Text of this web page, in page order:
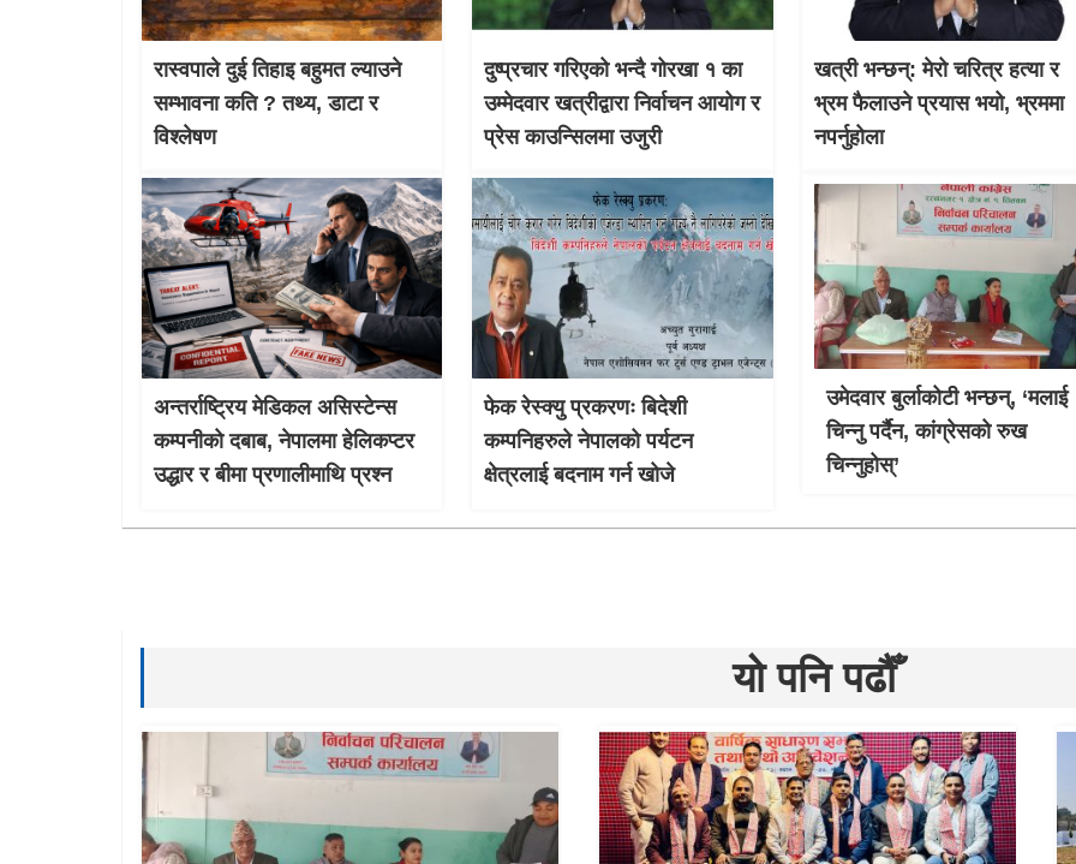
रास्वपाले दुई तिहाइ बहुमत ल्याउने
सम्भावना कति ? तथ्य, डाटा र
विश्लेषण
दुष्प्रचार गरिएको भन्दै गोरखा १ का
उम्मेदवार खत्रीद्वारा निर्वाचन आयोग र
प्रेस काउन्सिलमा उजुरी
खत्री भन्छन्: मेरो चरित्र हत्या र
भ्रम फैलाउने प्रयास भयो, भ्रममा
नपर्नुहोला
अन्तर्राष्ट्रिय मेडिकल असिस्टेन्स
कम्पनीको दबाब, नेपालमा हेलिकप्टर
उद्धार र बीमा प्रणालीमाथि प्रश्न
फेक रेस्क्यु प्रकरणः बिदेशी
कम्पनिहरुले नेपालको पर्यटन
क्षेत्रलाई बदनाम गर्न खोजे
उमेदवार बुर्लाकोटी भन्छन्, ‘मलाई
चिन्नु पर्दैन, कांग्रेसको रुख
चिन्नुहोस्’
यो पनि पढौँ